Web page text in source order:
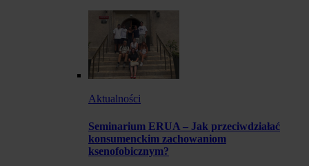
Aktualności
Seminarium ERUA – Jak przeciwdziałać
konsumenckim zachowaniom
ksenofobicznym?